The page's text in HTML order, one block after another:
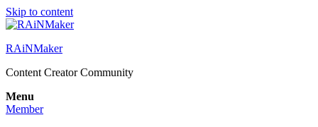
Skip to content
RAiNMaker
Content Creator Community
Menu
Member